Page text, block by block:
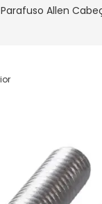
Parafuso Allen